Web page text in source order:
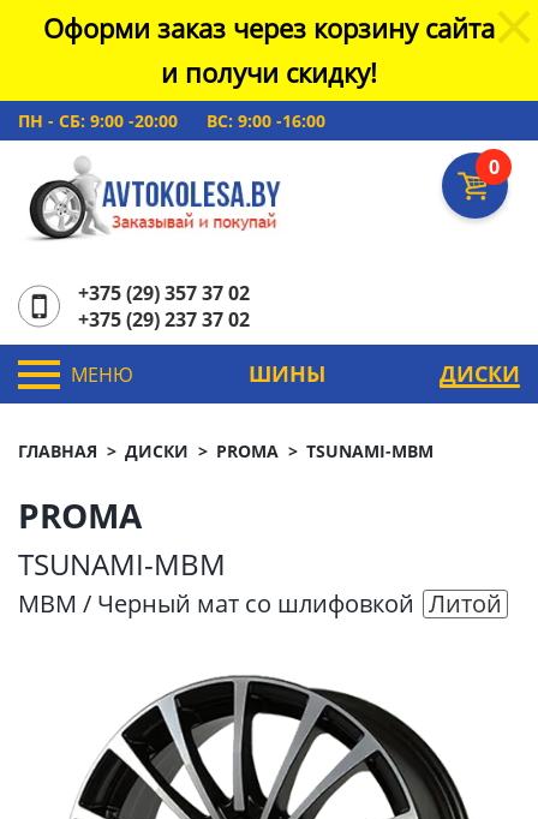
Оформи заказ через корзину сайта
и получи скидку!
ПН - СБ: 9:00 -20:00 ВС: 9:00 -16:00
0
+375 (29) 357 37 02
+375 (29) 237 37 02
МЕНЮ ШИНЫ ДИСКИ
ГЛАВНАЯ ДИСКИ PROMA TSUNAMI-MBM
PROMA
TSUNAMI-MBM
MBM / Черный мат со шлифовкой Литой